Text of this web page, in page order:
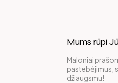
Mums rūpi
Maloniai
pastebėjimus,
džiaugsmu!